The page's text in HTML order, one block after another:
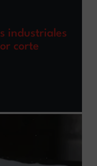
industriales
corte